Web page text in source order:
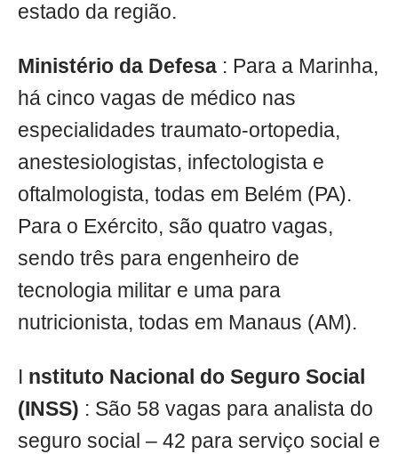
estado da região.
Ministério da Defesa : Para a Marinha,
há cinco vagas de médico nas
especialidades traumato-ortopedia,
anestesiologistas, infectologista e
oftalmologista, todas em Belém (PA).
Para o Exército, são quatro vagas,
sendo três para engenheiro de
tecnologia militar e uma para
nutricionista, todas em Manaus (AM).
I nstituto Nacional do Seguro Social
(INSS) : São 58 vagas para analista do
seguro social – 42 para serviço social e